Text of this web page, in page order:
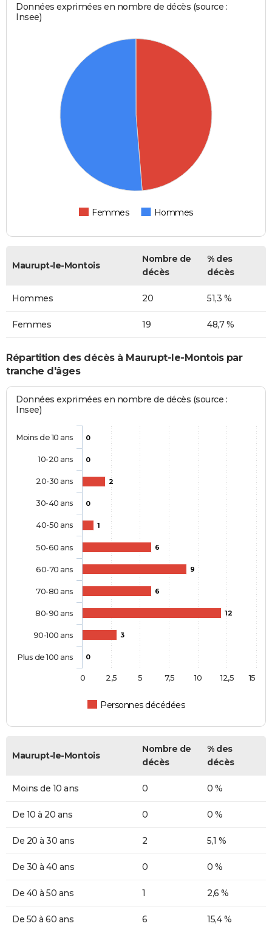
Données exprimées en nombre de décès (source :
Insee)
Femmes Hommes
Maurupt-le-Montois
Nombre de
décès
% des
décès
Hommes 20 51,3 %
Femmes 19 48,7 %
Répartition des décès à Maurupt-le-Montois par
tranche d'âges
Données exprimées en nombre de décès (source :
Insee)
0
0
2
0
1
6
9
6
12
3
0
Personnes décédées
Moins de 10 ans
10-20 ans
20-30 ans
30-40 ans
40-50 ans
50-60 ans
60-70 ans
70-80 ans
80-90 ans
90-100 ans
Plus de 100 ans
0 2,5 5 7,5 10 12,5 15
Maurupt-le-Montois
Nombre de
décès
% des
décès
Moins de 10 ans 0 0 %
De 10 à 20 ans 0 0 %
De 20 à 30 ans 2 5,1 %
De 30 à 40 ans 0 0 %
De 40 à 50 ans 1 2,6 %
De 50 à 60 ans 6 15,4 %